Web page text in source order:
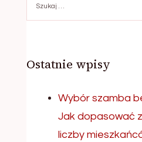
Ostatnie wpisy
Wybór szamba
Jak dopasować
liczby